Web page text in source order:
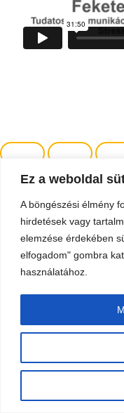
Ez a weboldal
A böngészési élmény
hirdetések vagy
elemzése érdekében
elfogadom" gombra
használatához.